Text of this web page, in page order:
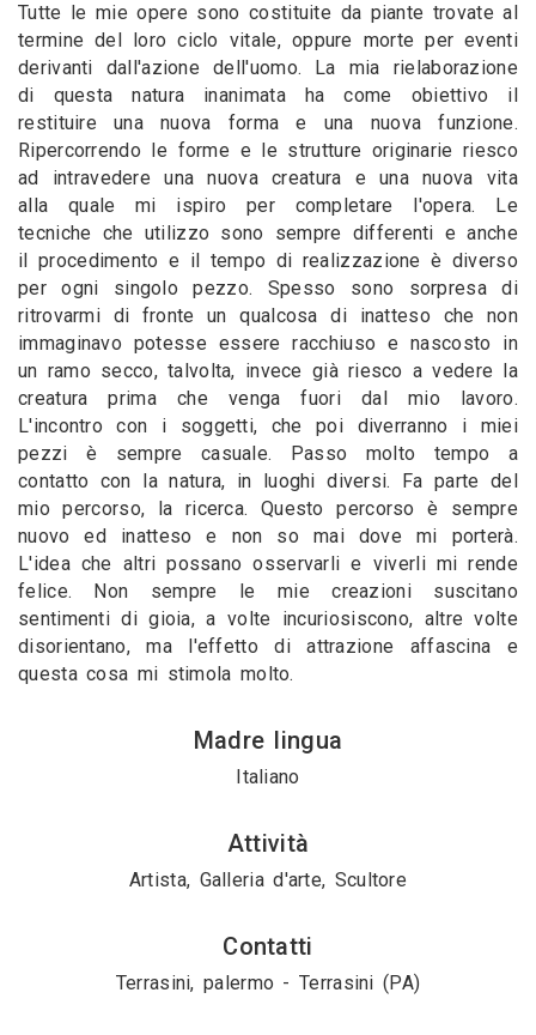
Tutte le mie opere sono costituite da piante trovate al
termine del loro ciclo vitale, oppure morte per eventi
derivanti dall'azione dell'uomo. La mia rielaborazione
di questa natura inanimata ha come obiettivo il
restituire una nuova forma e una nuova funzione.
Ripercorrendo le forme e le strutture originarie riesco
ad intravedere una nuova creatura e una nuova vita
alla quale mi ispiro per completare l'opera. Le
tecniche che utilizzo sono sempre differenti e anche
il procedimento e il tempo di realizzazione è diverso
per ogni singolo pezzo. Spesso sono sorpresa di
ritrovarmi di fronte un qualcosa di inatteso che non
immaginavo potesse essere racchiuso e nascosto in
un ramo secco, talvolta, invece già riesco a vedere la
creatura prima che venga fuori dal mio lavoro.
L'incontro con i soggetti, che poi diverranno i miei
pezzi è sempre casuale. Passo molto tempo a
contatto con la natura, in luoghi diversi. Fa parte del
mio percorso, la ricerca. Questo percorso è sempre
nuovo ed inatteso e non so mai dove mi porterà.
L'idea che altri possano osservarli e viverli mi rende
felice. Non sempre le mie creazioni suscitano
sentimenti di gioia, a volte incuriosiscono, altre volte
disorientano, ma l'effetto di attrazione affascina e
questa cosa mi stimola molto.
Madre lingua
Italiano
Attività
Artista, Galleria d'arte, Scultore
Contatti
Terrasini, palermo - Terrasini (PA)